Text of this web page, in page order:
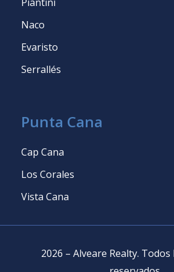
Naco
Evaristo
Serrallés
Punta Cana
Cap Cana
Los Corales
Vista Cana
2026 – Alveare Realty. Todos